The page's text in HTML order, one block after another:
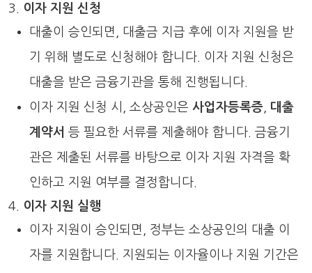
이자 지원 신청
대출이 승인되면, 대출금 지급 후에 이자 지원을 받
기 위해 별도로 신청해야 합니다. 이자 지원 신청은
대출을 받은 금융기관을 통해 진행됩니다.
이자 지원 신청 시, 소상공인은 사업자등록증
대출
계약서 등 필요한 서류를 제출해야 합니다. 금융기
관은 제출된 서류를 바탕으로 이자 지원 자격을 확
인하고 지원 여부를 결정합니다.
이자 지원 실행
이자 지원이 승인되면, 정부는 소상공인의 대출 이
자를 지원합니다. 지원되는 이자율이나 지원 기간은